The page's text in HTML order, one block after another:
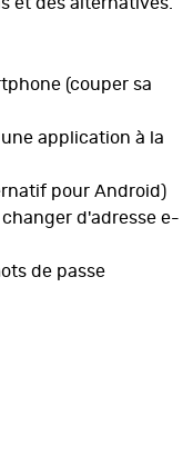
(couper sa
application à la
pour Android)
d'adresse e-
de passe